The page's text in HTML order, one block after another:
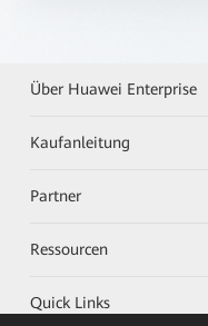
Über Huawei Enterprise
Kaufanleitung
Partner
Ressourcen
Quick Links